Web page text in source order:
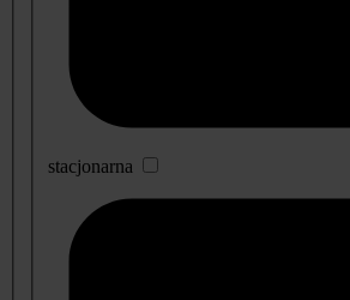
stacjonarna